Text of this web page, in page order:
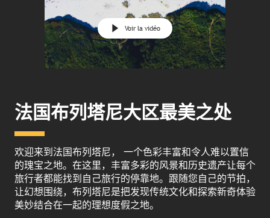
Voir la vidéo
法国布列塔尼大区最美之处
欢迎来到法国布列塔尼， 一个色彩丰富和令人难以置信
的瑰宝之地。在这里，丰富多彩的风景和历史遗产让每个
旅行者都能找到自己旅行的停靠地。跟随您自己的节拍，
让幻想围绕，布列塔尼是把发现传统文化和探索新奇体验
美妙结合在一起的理想度假之地。